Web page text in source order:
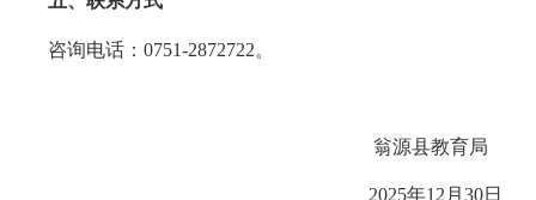
咨询电话：0751-2872722。
翁源县教育局
2025年12月30日